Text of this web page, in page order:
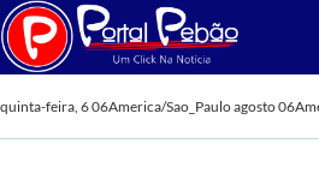
quinta-feira, 6 06America/Sao_Paulo agosto
Acidentes deixam dois mortos